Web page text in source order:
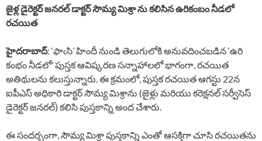
జైళ్ల డైరెక్టర్ జనరల్ డాక్టర్ సౌమ్య మిశ్రా ను కలిసిన ఉరికంబం నీడలో
రచయిత
హైదరాబాద్: ‘ఫాఁసి’ హిందీ నుండి తెలుగులోకి అనువదించబడిన ‘ఉరి
కంభం నీడలో’ పుస్తక ఆవిష్కరణ సన్నాహాలలో భాగంగా, రచయిత
అతిథులను కలుస్తున్నారు. ఈ క్రమంలో, పుస్తక రచయిత ఆగస్టు 22న
ఐపీఎస్ అధికారి డాక్టర్ సౌమ్య మిశ్రాను (జైళ్లు మరియు కరెక్షనల్ సర్వీసెస్
డైరెక్టర్ జనరల్) కలిసి పుస్తకాన్ని అంద చేశారు.
ఈ సందర్భంగా, సౌమ్య మిశ్రా పుస్తకాన్ని ఎంతో ఆసక్తిగా చూసి రచయితను